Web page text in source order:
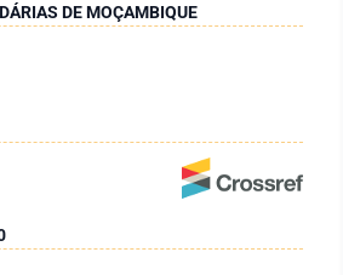
DE MOÇAMBIQUE